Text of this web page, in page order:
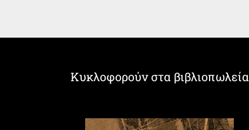
Κυκλοφορούν στα βιβλιοπωλεία